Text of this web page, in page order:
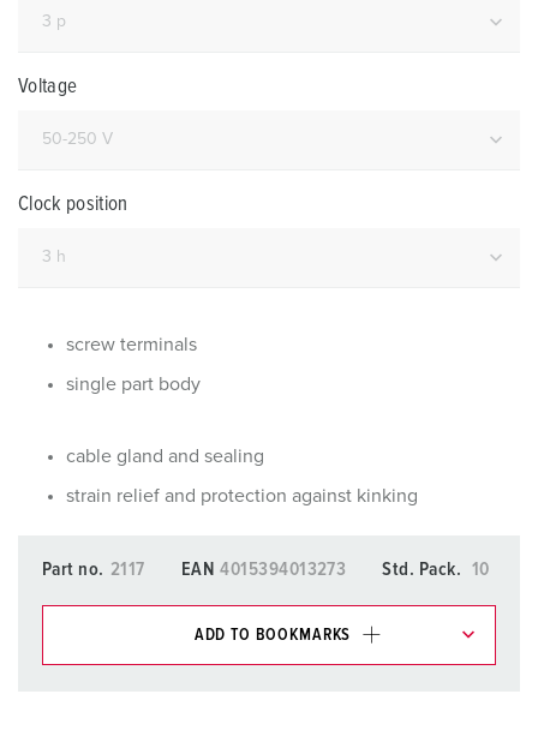
Voltage
Clock position
screw terminals
single part body
cable gland and sealing
strain relief and protection against kinking
Part no. 2117 EAN 4015394013273 Std. Pack. 10
ADD TO BOOKMARKS